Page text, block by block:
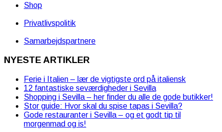
Shop
Privatlivspolitik
Samarbejdspartnere
NYESTE ARTIKLER
Ferie i Italien – lær de vigtigste ord på italiensk
12 fantastiske seværdigheder i Sevilla
Shopping i Sevilla – her finder du alle de gode butikker!
Stor guide: Hvor skal du spise tapas i Sevilla?
Gode restauranter i Sevilla – og et godt tip til
morgenmad og is!